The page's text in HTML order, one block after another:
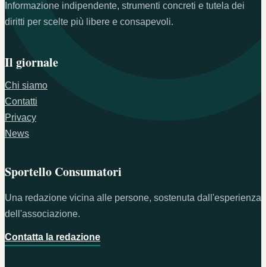
Informazione indipendente, strumenti concreti e tutela dei
diritti per scelte più libere e consapevoli.
Il giornale
Chi siamo
Contatti
Privacy
News
Sportello Consumatori
Una redazione vicina alle persone, sostenuta dall'esperienza
dell'associazione.
Contatta la redazione